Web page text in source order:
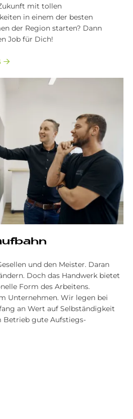
mit tollen
in einem der besten
der Region starten? Dann
Job für Dich!
und den Meister. Daran
Doch das Handwerk bietet
Form des Arbeitens.
Unternehmen. Wir legen bei
an Wert auf Selb­ständigkeit
Betrieb gute Aufstiegs­